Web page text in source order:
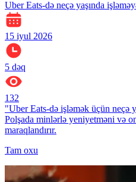
Uber Eats-də neçə yaşında
15 iyul 2026
5 dəq
132
"Uber Eats-də işləmək üçün neçə
Polşada minlərlə yeniyetməni və
maraqlandırır.
Tam oxu